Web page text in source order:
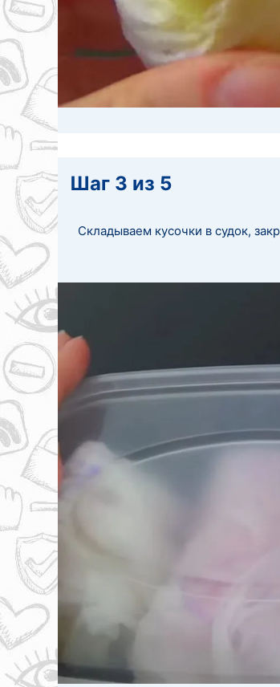
Шаг 3 из 5
Складываем кусочки в судок,